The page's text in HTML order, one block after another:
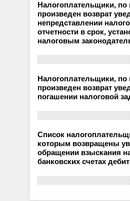
Налогоплательщики, по
произведен возврат
непредставлении
отчетности в срок,
налоговым
Налогоплательщики, по
произведен возврат
погашении налоговой
Список
которым возвращены
обращении взыскания
банковских счетах